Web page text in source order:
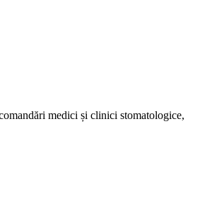
medici și clinici stomatologice,